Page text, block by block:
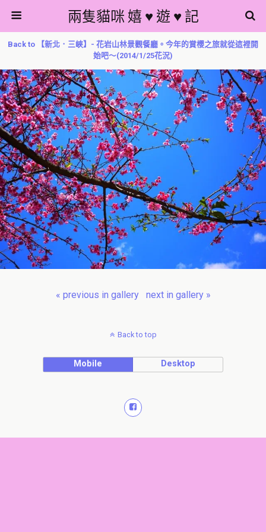
兩隻貓咪 嬉 ♥ 遊 ♥ 記
Back to 【新北．三峽】- 花岩山林景觀餐廳。今年的賞櫻之旅就從這裡開
始吧～(2014/1/25花況)
« previous in gallery next in gallery »
Back to top
Mobile Desktop